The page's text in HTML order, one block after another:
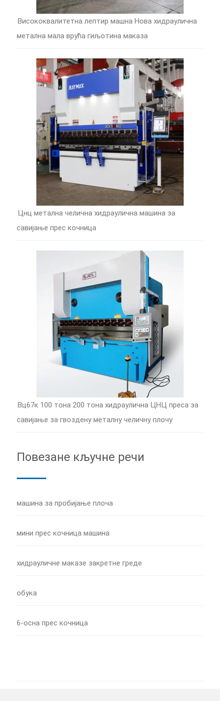
Висококвалитетна лептир машна Нова хидраулична
метална мала врућа гиљотина маказа
Цнц метална челична хидраулична машина за
савијање прес кочница
Вц67к 100 тона 200 тона хидраулична ЦНЦ преса за
савијање за гвоздену металну челичну плочу
Повезане кључне речи
машина за пробијање плоча
мини прес кочница машина
хидрауличне маказе закретне греде
обука
6-осна прес кочница